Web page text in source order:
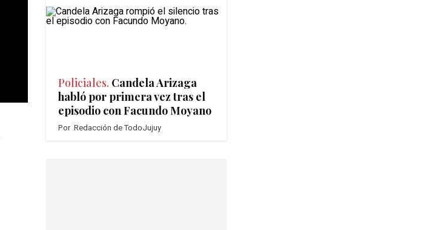
Policiales. Candela Arizaga
habló por primera vez tras el
episodio con Facundo Moyano
Por Redacción de TodoJujuy